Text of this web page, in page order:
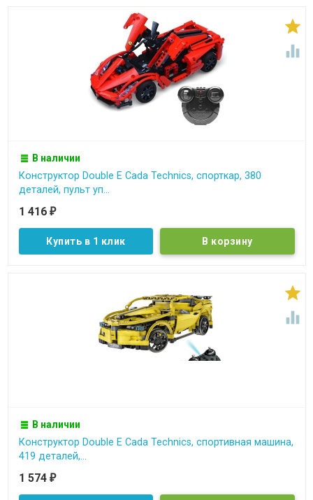


В наличии
Конструктор Double E Cada Technics, спорткар, 380
деталей, пульт уп...
1 416 ₽
Купить в 1 клик


В наличии
Конструктор Double E Cada Technics, спортивная машина,
419 деталей,...
1 574 ₽